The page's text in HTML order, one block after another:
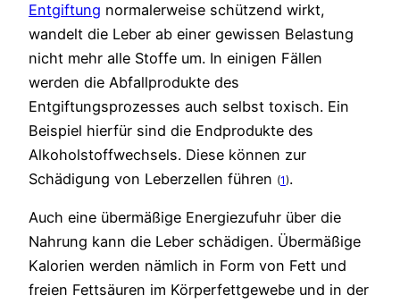
Entgiftung normalerweise schützend wirkt,
wandelt die Leber ab einer gewissen Belastung
nicht mehr alle Stoffe um. In einigen Fällen
werden die Abfallprodukte des
Entgiftungsprozesses auch selbst toxisch. Ein
Beispiel hierfür sind die Endprodukte des
Alkoholstoffwechsels. Diese können zur
Schädigung von Leberzellen führen (1).
Auch eine übermäßige Energiezufuhr über die
Nahrung kann die Leber schädigen. Übermäßige
Kalorien werden nämlich in Form von Fett und
freien Fettsäuren im Körperfettgewebe und in der